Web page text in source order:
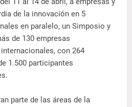
de la innovación en 5
en paralelo, un Simposio y
de 130 empresas
con 264
1.500 participantes
parte de las áreas de la